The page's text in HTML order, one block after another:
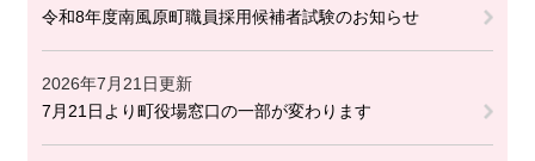
令和8年度南風原町職員採用候補者試験のお知らせ
2026年7月21日更新
7月21日より町役場窓口の一部が変わります